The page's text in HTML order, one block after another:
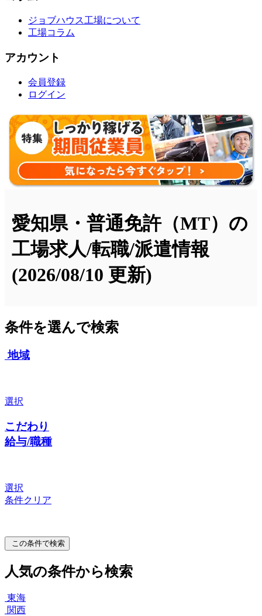
ジョブハウス工場について
工場コラム
アカウント
会員登録
ログイン
愛知県・普通免許（MT）の
工場求人/転職/派遣情報
(2026/08/10 更新)
条件を選んで検索
地域
選択
こだわり
給与/職種
選択
条件クリア
この条件で検索
人気の条件から検索
東海
関西